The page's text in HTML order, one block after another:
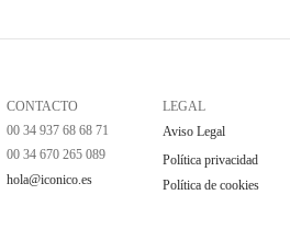
CONTACTO
00 34 937 68 68 71
00 34 670 265 089
hola@iconico.es
LEGAL
Aviso Legal
Política privacidad
Política de cookies